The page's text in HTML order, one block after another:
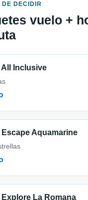
DECIDIR
vuelo +
Inclusive
Aquamarine
La Romana